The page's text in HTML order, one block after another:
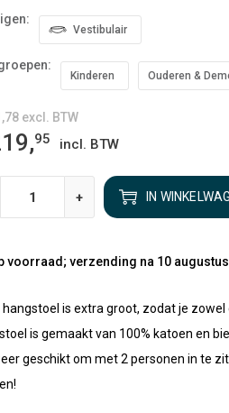
Vestibulair
Kinderen Ouderen &
excl. BTW
95 incl. BTW
+ IN
voorraad; verzending na 10
hangstoel is extra groot, zodat je
is gemaakt van 100% katoen en
geschikt om met 2 personen in te